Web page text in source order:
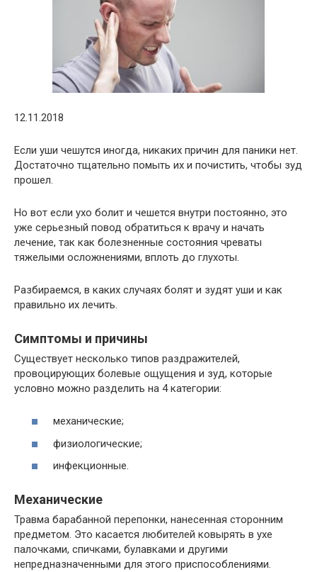
12.11.2018
Если уши чешутся иногда, никаких причин для паники нет.
Достаточно тщательно помыть их и почистить, чтобы зуд
прошел.
Но вот если ухо болит и чешется внутри постоянно, это
уже серьезный повод обратиться к врачу и начать
лечение, так как болезненные состояния чреваты
тяжелыми осложнениями, вплоть до глухоты.
Разбираемся, в каких случаях болят и зудят уши и как
правильно их лечить.
Симптомы и причины
Существует несколько типов раздражителей,
провоцирующих болевые ощущения и зуд, которые
условно можно разделить на 4 категории:
механические;
физиологические;
инфекционные.
Механические
Травма барабанной перепонки, нанесенная сторонним
предметом. Это касается любителей ковырять в ухе
палочками, спичками, булавками и другими
непредназначенными для этого приспособлениями.